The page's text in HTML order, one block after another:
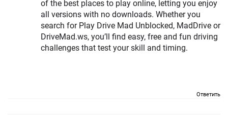
of the best places to play online, letting you enjoy
all versions with no downloads. Whether you
search for Play Drive Mad Unblocked, MadDrive or
DriveMad.ws, you’ll find easy, free and fun driving
challenges that test your skill and timing.
Ответить